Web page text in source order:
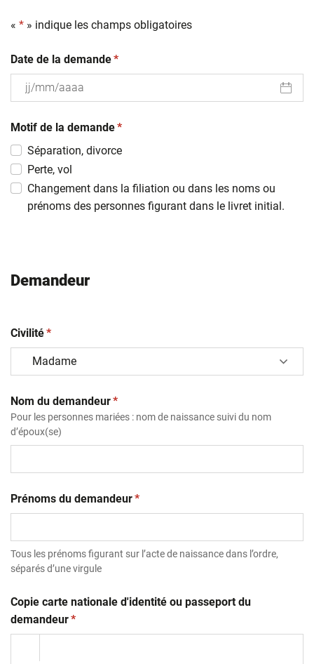
« * » indique les champs obligatoires
Date de la demande(obligatoire)
*
slash
MM
slash
AAAA
Motif de la demande(obligatoire)
*
Séparation, divorce
Perte, vol
Changement dans la filiation ou dans les noms ou
prénoms des personnes figurant dans le livret initial.
Demandeur
Civilité(obligatoire)
*
Nom du demandeur(obligatoire)
*
Pour les personnes mariées : nom de naissance suivi du nom
d’époux(se)
Prénoms du demandeur(obligatoire)
*
Tous les prénoms figurant sur l’acte de naissance dans l’ordre,
séparés d’une virgule
Copie carte nationale d'identité ou passeport du
demandeur(obligatoire)
*